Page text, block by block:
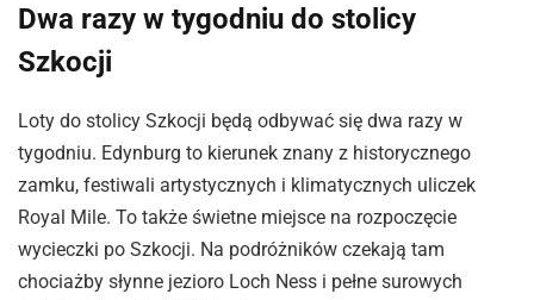
Dwa razy w tygodniu do stolicy
Szkocji
Loty do stolicy Szkocji będą odbywać się dwa razy w
tygodniu. Edynburg to kierunek znany z historycznego
zamku, festiwali artystycznych i klimatycznych uliczek
Royal Mile. To także świetne miejsce na rozpoczęcie
wycieczki po Szkocji. Na podróżników czekają tam
chociażby słynne jezioro Loch Ness i pełne surowych